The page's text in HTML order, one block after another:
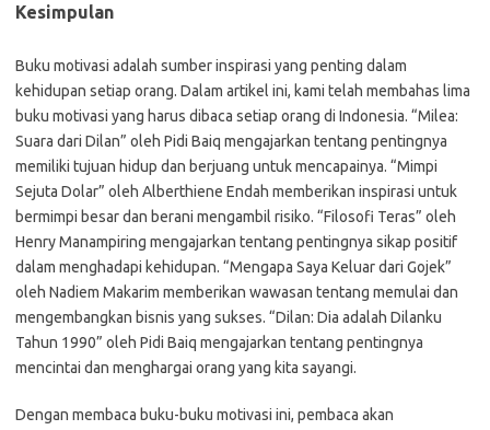
Kesimpulan
Buku motivasi adalah sumber inspirasi yang penting dalam
kehidupan setiap orang. Dalam artikel ini, kami telah membahas lima
buku motivasi yang harus dibaca setiap orang di Indonesia. “Milea:
Suara dari Dilan” oleh Pidi Baiq mengajarkan tentang pentingnya
memiliki tujuan hidup dan berjuang untuk mencapainya. “Mimpi
Sejuta Dolar” oleh Alberthiene Endah memberikan inspirasi untuk
bermimpi besar dan berani mengambil risiko. “Filosofi Teras” oleh
Henry Manampiring mengajarkan tentang pentingnya sikap positif
dalam menghadapi kehidupan. “Mengapa Saya Keluar dari Gojek”
oleh Nadiem Makarim memberikan wawasan tentang memulai dan
mengembangkan bisnis yang sukses. “Dilan: Dia adalah Dilanku
Tahun 1990” oleh Pidi Baiq mengajarkan tentang pentingnya
mencintai dan menghargai orang yang kita sayangi.
Dengan membaca buku-buku motivasi ini, pembaca akan